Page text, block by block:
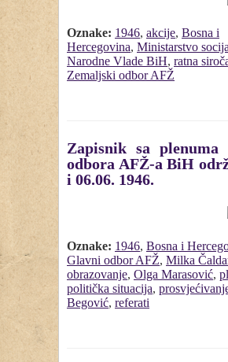
Oznake: 1946, akcije, Bosna i
Hercegovina, Ministarstvo
Narodne Vlade BiH, ratna
Zemaljski odbor AFŽ
Zapisnik sa plenuma
odbora AFŽ-a BiH
i 06.06. 1946.
Oznake: 1946, Bosna i
Glavni odbor AFŽ, Milka
obrazovanje, Olga Marasović,
politička situacija,
Begović, referati